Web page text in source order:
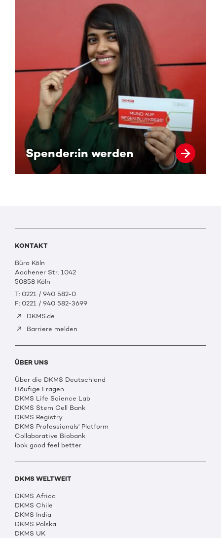
Spender:in werden
KONTAKT
Büro Köln
Aachener Str. 1042
50858 Köln
T: 0221 / 940 582-0
F: 0221 / 940 582-3699
DKMS.de
Barriere melden
ÜBER UNS
Über die DKMS Deutschland
Häufige Fragen
DKMS Life Science Lab
DKMS Stem Cell Bank
DKMS Registry
DKMS Professionals' Platform
Collaborative Biobank
look good feel better
DKMS WELTWEIT
DKMS Africa
DKMS Chile
DKMS India
DKMS Polska
DKMS UK